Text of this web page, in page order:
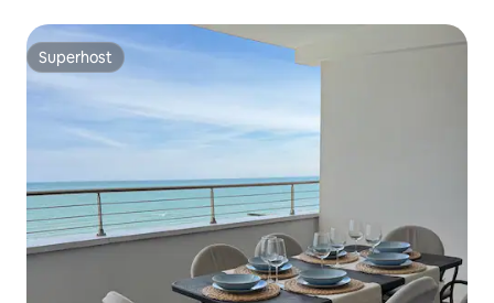
Superhost
Superhost